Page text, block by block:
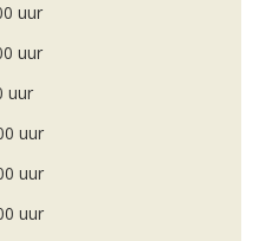
uur
uur
uur
uur
uur
uur